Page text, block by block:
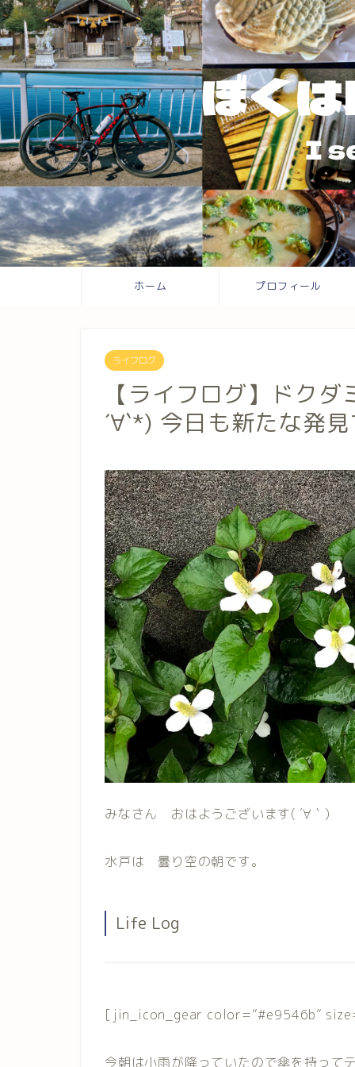
ホーム プロフィール
ライフログ
【ライフログ】ドク
´∀`*) 今日も新たな発
みなさん おはようございます( ´∀｀)
水戸は 曇り空の朝です。
Life Log
[ jin_icon_gear color=”#e9546b”
今朝は小雨が降っていたので傘を持っ